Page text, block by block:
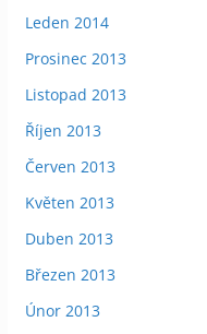
Leden 2014
Prosinec 2013
Listopad 2013
Říjen 2013
Červen 2013
Květen 2013
Duben 2013
Březen 2013
Únor 2013